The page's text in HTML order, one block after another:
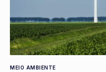
MEIO AMBIENTE